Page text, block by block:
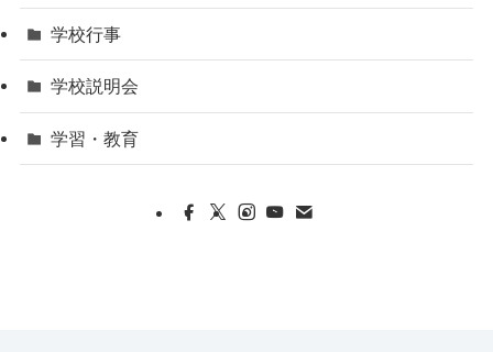
学校行事
学校説明会
学習・教育